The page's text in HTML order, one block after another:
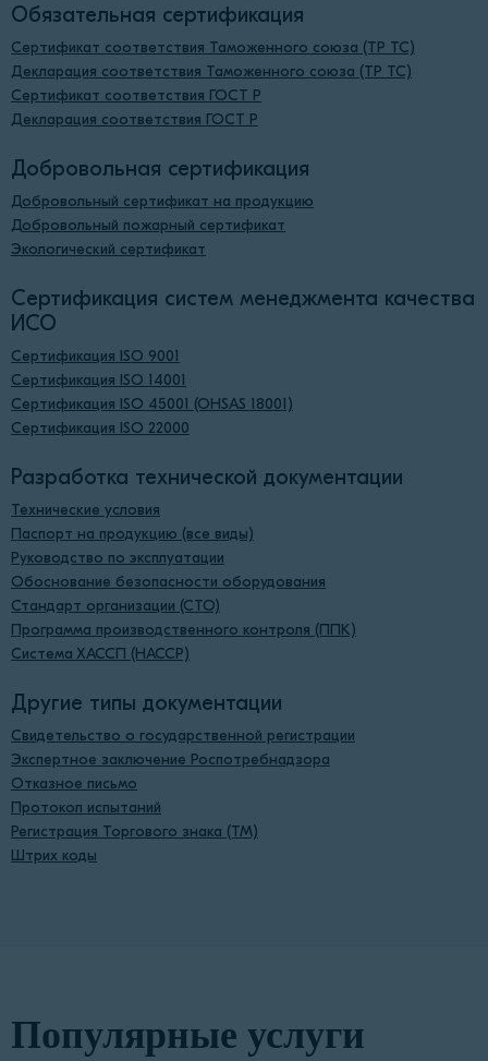
Обязательная сертификация
Сертификат соответствия Таможенного союза (ТР ТС)
Декларация соответствия Таможенного союза (ТР ТС)
Сертификат соответствия ГОСТ Р
Декларация соответствия ГОСТ Р
Добровольная сертификация
Добровольный сертификат на продукцию
Добровольный пожарный сертификат
Экологический сертификат
Сертификация систем менеджмента качества
ИСО
Сертификация ISO 9001
Сертификация ISO 14001
Сертификация ISO 45001 (OHSAS 18001)
Сертификация ISO 22000
Разработка технической документации
Технические условия
Паспорт на продукцию (все виды)
Руководство по эксплуатации
Обоснование безопасности оборудования
Стандарт организации (СТО)
Программа производственного контроля (ППК)
Система ХАССП (HACCP)
Другие типы документации
Свидетельство о государственной регистрации
Экспертное заключение Роспотребнадзора
Отказное письмо
Протокол испытаний
Регистрация Торгового знака (ТМ)
Штрих коды
Популярные услуги